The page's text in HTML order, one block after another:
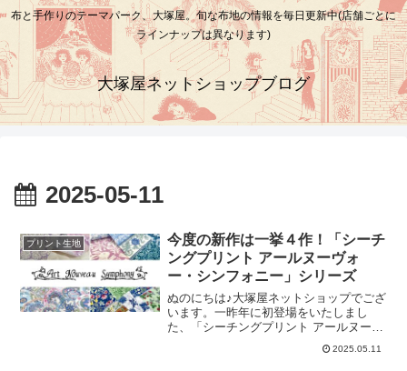
布と手作りのテーマパーク、大塚屋。旬な布地の情報を毎日更新中(店舗ごとに
ラインナップは異なります)
大塚屋ネットショップブログ
2025-05-11
プリント生地
今度の新作は一挙４作！「シーチ
ングプリント アールヌーヴォ
ー・シンフォニー」シリーズ
ぬのにちは♪大塚屋ネットショップでござ
います。一昨年に初登場をいたしまし
た、「シーチングプリント アールヌーヴ
ォー・シンフォニー」シリーズ。中でも
とりわけ人気のこのデザインが、この度
2025.05.11